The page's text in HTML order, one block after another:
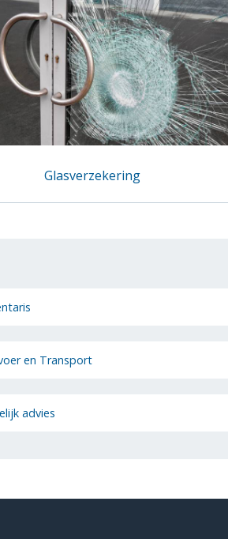
Glasverzekering
en Transport
advies